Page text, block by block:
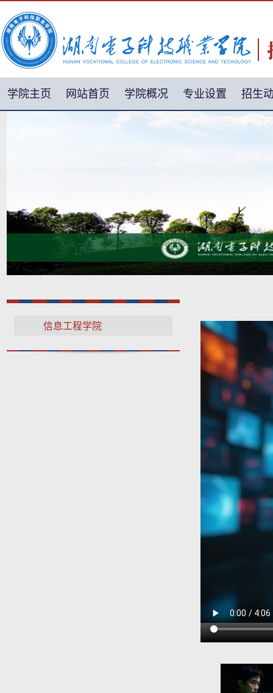
学院主页 网站首页 学院概况 专业设置 招生
信息工程学院